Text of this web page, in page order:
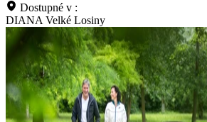
Dostupné v :
DIANA Velké Losiny